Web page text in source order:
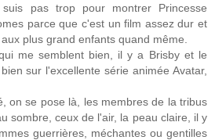
pas trop pour montrer Princesse
parce que c'est un film assez dur et
plus grand enfants quand même.
me semblent bien, il y a Brisby et le
sur l'excellente série animée Avatar,
on se pose là, les membres de la tribus
sombre, ceux de l'air, la peau claire, il y
guerrières, méchantes ou gentilles